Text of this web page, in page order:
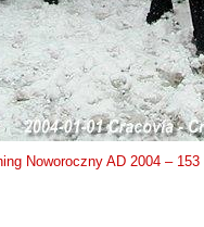
Noworoczny AD 2004 –